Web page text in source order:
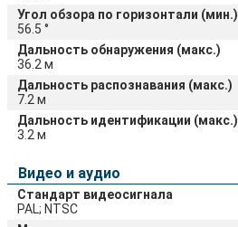
Угол обзора по горизонтали (мин.)
56.5 °
Дальность обнаружения (макс.)
36.2 м
Дальность распознавания (макс.)
7.2 м
Дальность идентификации (макс.)
3.2 м
Видео и аудио
Стандарт видеосигнала
PAL; NTSC